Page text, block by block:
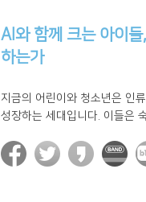
AI와 함께 크는 아이
하는가
지금의 어린이와 청소년은 인
성장하는 세대입니다. 이들은